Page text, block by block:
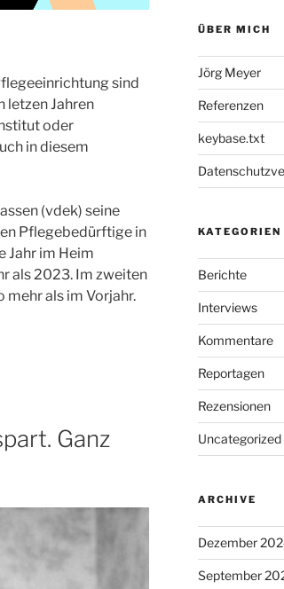
sind
letzen Jahren
oder
in diesem
(vdek) seine
Pflegebedürftige in
Jahr im Heim
als 2023. Im zweiten
mehr als im Vorjahr.
Ganz
ÜBER MICH
Jörg Meyer
Referenzen
keybase.txt
KATEGORIEN
Berichte
Interviews
Kommentare
Reportagen
Rezensionen
Uncategorized
ARCHIVE
Dezember
September